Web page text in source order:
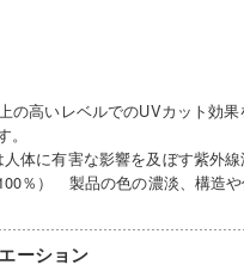
の高いレベルでのUVカット効
体に有害な影響を及ぼす紫外
％） 製品の色の濃淡、構造
ーション